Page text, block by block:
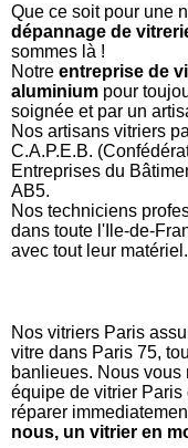
Que ce soit pour une
dépannage de
sommes là !
Notre entreprise de
aluminium pour
soignée et par un
Nos artisans vitriers
C.A.P.E.B.
Entreprises du
AB5.
Nos techniciens
dans toute l'Ile-de-
avec tout leur matériel.
Nos vitriers Paris
vitre dans Paris 75,
banlieues. Nous
équipe de vitrier
réparer
nous, un vitrier en